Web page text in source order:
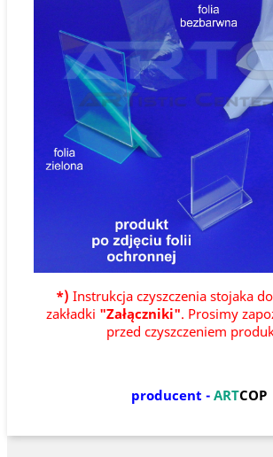
*) Instrukcja czyszczenia stojaka
zakładki "Załączniki". Prosimy
przed czyszczeniem
producent - ARTCOP